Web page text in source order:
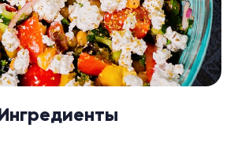
Ингредиенты